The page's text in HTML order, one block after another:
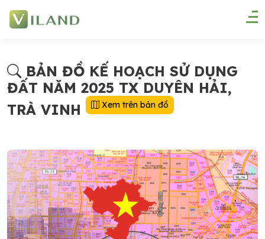
BẢN ĐỒ KẾ HOẠCH SỬ DỤNG
ĐẤT NĂM 2025 TX DUYÊN HẢI,
TRÀ VINH
Xem trên bản đồ